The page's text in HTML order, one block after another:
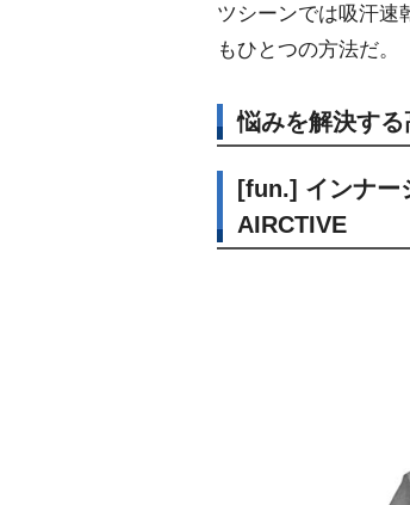
ツシーンでは吸汗速
もひとつの方法だ。
悩みを解決す
[fun.] インナー
AIRCTIVE